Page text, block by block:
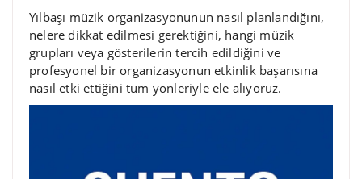
Yılbaşı müzik organizasyonunun nasıl planlandığını,
nelere dikkat edilmesi gerektiğini, hangi müzik
grupları veya gösterilerin tercih edildiğini ve
profesyonel bir organizasyonun etkinlik başarısına
nasıl etki ettiğini tüm yönleriyle ele alıyoruz.